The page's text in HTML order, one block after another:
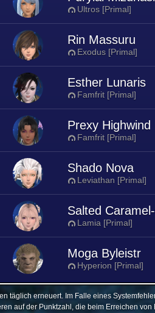
Ultros [Primal]
Rin Massuru
Exodus [Primal]
Esther Lunaris
Famfrit [Primal]
Prexy Highwind
Famfrit [Primal]
Shado Nova
Leviathan [Primal]
Salted
Lamia [Primal]
Moga Byleistr
Hyperion [Primal]
täglich erneuert. Im Falle eines
auf der Punktzahl, die beim Erreichen